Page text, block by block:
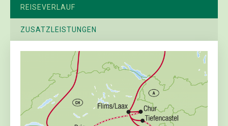
REISEVERLAUF
ZUSATZLEISTUNGEN